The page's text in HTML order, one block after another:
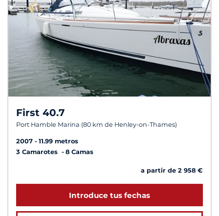
First 40.7
Port Hamble Marina (80 km de Henley-on-Thames)
2007
11.99 metros
3 Camarotes
8 Camas
a partir de 2 958 €
Introduce tus fechas